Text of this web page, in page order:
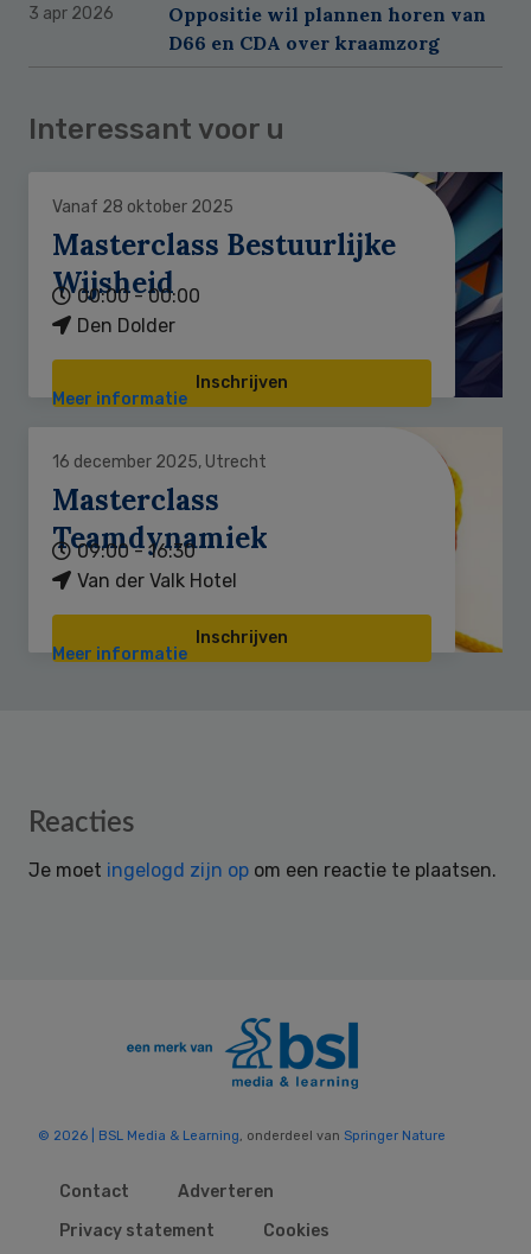
3 apr 2026
Oppositie wil plannen horen van
D66 en CDA over kraamzorg
Interessant voor u
Vanaf 28 oktober 2025
Masterclass Bestuurlijke
Wijsheid
00:00 - 00:00
Den Dolder
Inschrijven
Meer informatie
16 december 2025, Utrecht
Masterclass
Teamdynamiek
09:00 - 16:30
Van der Valk Hotel
Inschrijven
Meer informatie
Reader
Reacties
Je moet ingelogd zijn op om een reactie te plaatsen.
© 2026 | BSL Media & Learning , onderdeel van Springer Nature
Contact
Adverteren
Privacy statement
Cookies